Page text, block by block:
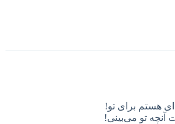
هستم برای تو!
آنچه تو می‌بینی!